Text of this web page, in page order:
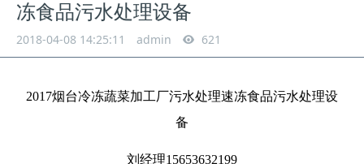
冻食品污水处理设备
2018-04-08 14:25:11 admin 621
2017烟台冷冻蔬菜加工厂污水处理速冻食品污水处理设
备
刘经理15653632199